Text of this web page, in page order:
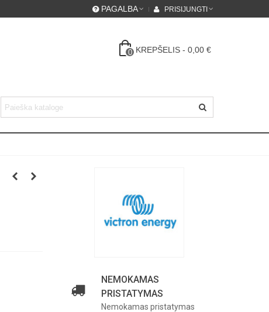
PAGALBA PRISIJUNGTI
0 KREPŠELIS - 0,00 €
NEMOKAMAS
PRISTATYMAS
Nemokamas pristatymas